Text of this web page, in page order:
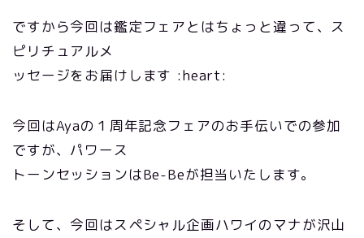
ですから今回は鑑定フェアとはちょっと違って、ス
ピリチュアルメ
ッセージをお届けします :heart:
今回はAyaの１周年記念フェアのお手伝いでの参加
ですが、パワース
トーンセッションはBe-Beが担当いたします。
そして、今回はスペシャル企画ハワイのマナが沢山